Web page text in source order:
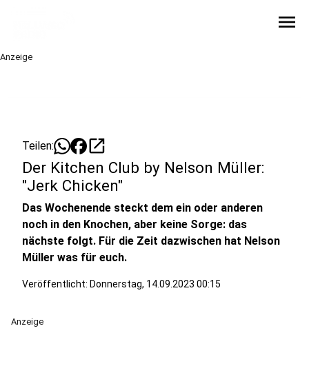
menu
Anzeige
Teilen: open_in_new
Der Kitchen Club by Nelson Müller:
"Jerk Chicken"
Das Wochenende steckt dem ein oder anderen
noch in den Knochen, aber keine Sorge: das
nächste folgt. Für die Zeit dazwischen hat Nelson
Müller was für euch.
Veröffentlicht: Donnerstag, 14.09.2023 00:15
Anzeige